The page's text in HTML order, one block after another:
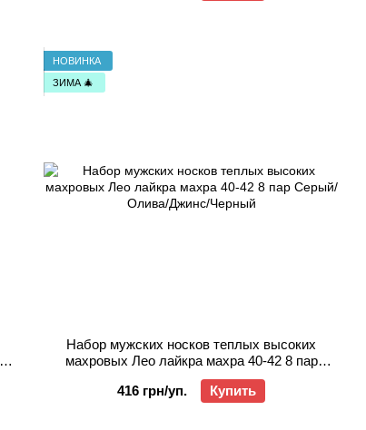
НОВИНКА
ЗИМА 🎄
Набор мужских носков теплых высоких
махровых Лео лайкра махра 40-42 8 пар
Серый/Олива/Джинс/Черный
416 грн/уп.
Купить